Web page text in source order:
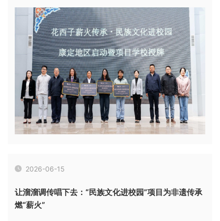
2026-06-15
让溜溜调传唱下去：“民族文化进校园”项目为非遗传承
燃“薪火”